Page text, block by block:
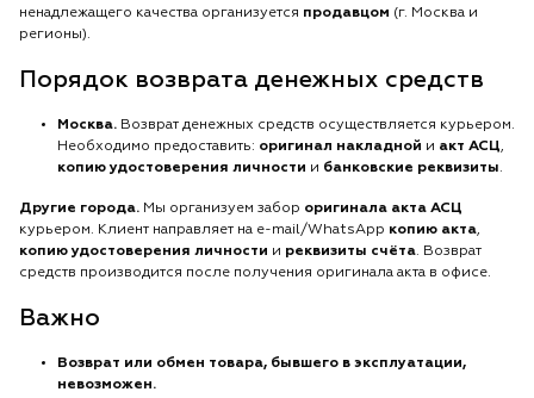
ненадлежащего качества организуется продавцом (г. Москва и
регионы).
Порядок возврата денежных средств
Москва. Возврат денежных средств осуществляется курьером.
Необходимо предоставить: оригинал накладной и акт АСЦ,
копию удостоверения личности и банковские реквизиты.
Другие города. Мы организуем забор оригинала акта АСЦ
курьером. Клиент направляет на e-mail/WhatsApp копию акта,
копию удостоверения личности и реквизиты счёта. Возврат
средств производится после получения оригинала акта в офисе.
Важно
Возврат или обмен товара, бывшего в эксплуатации,
невозможен.